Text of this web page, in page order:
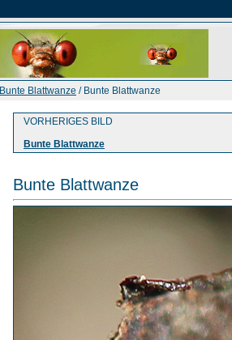
Bunte Blattwanze / Bunte Blattwanze
VORHERIGES BILD
Bunte Blattwanze
Bunte Blattwanze